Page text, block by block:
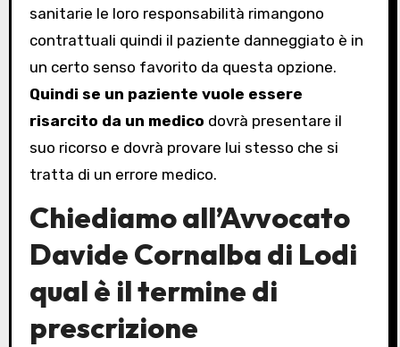
sanitarie le loro responsabilità rimangono
contrattuali quindi il paziente danneggiato è in
un certo senso favorito da questa opzione.
Quindi se un paziente vuole essere
risarcito da un medico dovrà presentare il
suo ricorso e dovrà provare lui stesso che si
tratta di un errore medico.
Chiediamo all’Avvocato
Davide Cornalba di Lodi
qual è il termine di
prescrizione